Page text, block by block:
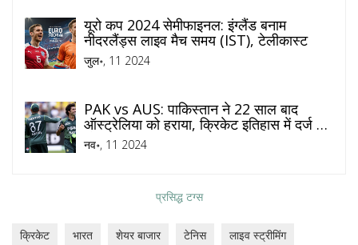
यूरो कप 2024 सेमीफाइनल: इंग्लैंड बनाम
नीदरलैंड्स लाइव मैच समय (IST), टेलीकास्ट
जुल॰, 11 2024
PAK vs AUS: पाकिस्तान ने 22 साल बाद
ऑस्ट्रेलिया को हराया, क्रिकेट इतिहास में दर्ज की
गौरवशाली जीत
नव॰, 11 2024
प्रसिद्ध टग्स
क्रिकेट भारत शेयर बाजार टेनिस लाइव स्ट्रीमिंग